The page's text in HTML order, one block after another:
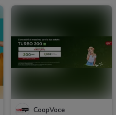
CoopVoce